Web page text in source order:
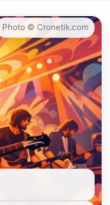
Photo © Cronetik.com